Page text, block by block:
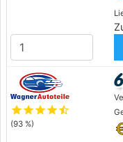
starstarstarstarstar_half
(93 %)